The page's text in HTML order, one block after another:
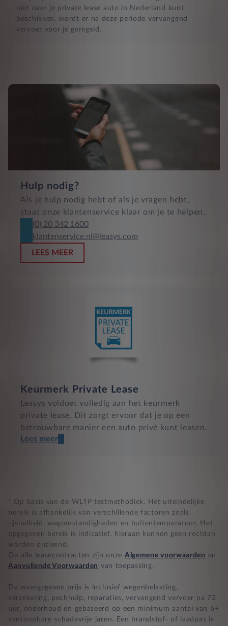
niet over je private lease auto in Nederland kunt
beschikken, wordt er na deze periode vervangend
vervoer voor je geregeld.
Hulp nodig?
Als je hulp nodig hebt of als je vragen hebt,
staat onze klantenservice klaar om je te helpen.
(0) 20 342 1600
klantenservice.nl@leasys.com
LEES MEER
Keurmerk Private Lease
Leasys voldoet volledig aan het keurmerk
private lease. Dit zorgt ervoor dat je op een
betrouwbare manier een auto privé kunt leasen.
Nooit te hoge financiële lasten
BB 14 dagen bedenktijd
Zekerheid bij klachten
Lees meer
* Op basis van de WLTP testmethodiek. Het uiteindelijke
bereik is afhankelijk van verschillende factoren zoals
rijsnelheid, wegomstandigheden en buitentemperatuur. Het
opgegeven bereik is indicatief, hieraan kunnen geen rechten
worden ontleend.
Op alle leasecontracten zijn onze Algemene voorwaarden en
Aanvullende Voorwaarden van toepassing.
De weergegeven prijs is inclusief wegenbelasting,
verzekering, pechhulp, reparaties, vervangend vervoer na 72
uur, onderhoud en gebaseerd op een minimum aantal van 6+
aantoonbare schadevrije jaren. Een brandstof- of laadpas is